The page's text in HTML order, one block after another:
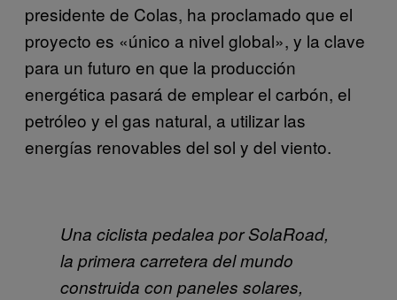
presidente de Colas, ha proclamado que el
proyecto es «único a nivel global», y la clave
para un futuro en que la producción
energética pasará de emplear el carbón, el
petróleo y el gas natural, a utilizar las
energías renovables del sol y del viento.
Una ciclista pedalea por SolaRoad,
la primera carretera del mundo
construida con paneles solares,